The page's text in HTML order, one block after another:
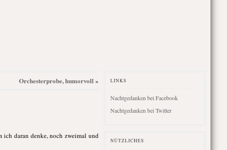
Orchesterprobe, humorvoll »
ich daran denke, noch zweimal und
LINKS
Nachtgedanken bei Facebook
Nachtgedanken bei Twitter
NÜTZLICHES